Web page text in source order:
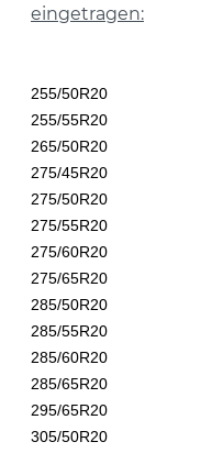
eingetragen:
255/50R20
255/55R20
265/50R20
275/45R20
275/50R20
275/55R20
275/60R20
275/65R20
285/50R20
285/55R20
285/60R20
285/65R20
295/65R20
305/50R20